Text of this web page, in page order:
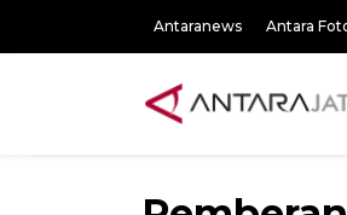
Antaranews Antara